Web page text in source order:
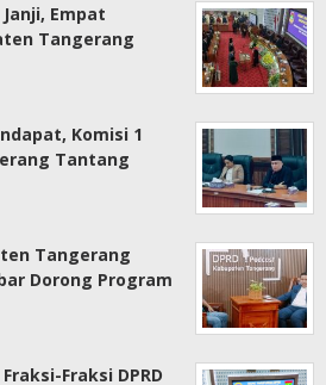
Empat
Tangerang
Komisi 1
Tantang
Tangerang
Dorong Program
Fraksi DPRD